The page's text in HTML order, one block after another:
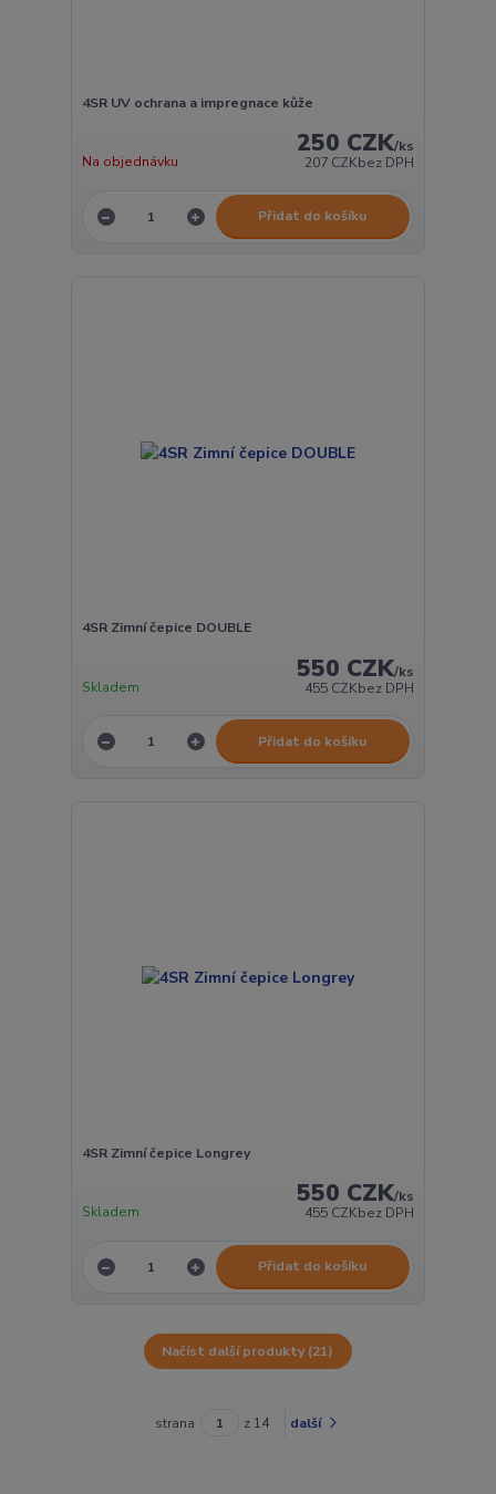
4SR UV ochrana a impregnace kůže
250 CZK/ks
207 CZKbez DPH
Na objednávku
Přidat do košíku
4SR Zimní čepice DOUBLE
550 CZK/ks
455 CZKbez DPH
Skladem
Přidat do košíku
4SR Zimní čepice Longrey
550 CZK/ks
455 CZKbez DPH
Skladem
Přidat do košíku
Načíst další produkty (21)
strana z 14 další